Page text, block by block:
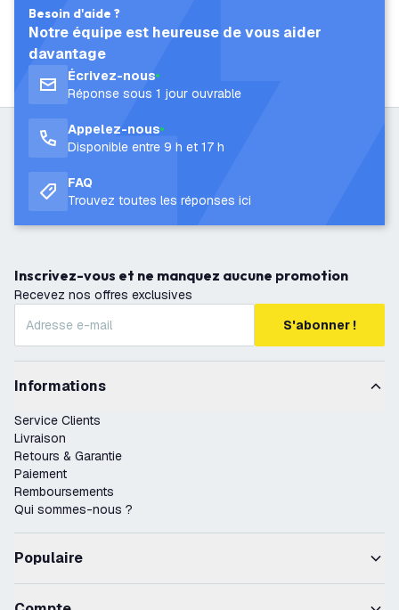
Besoin d'aide ?
Notre équipe est heureuse de vous aider
davantage
Écrivez-nous
Réponse sous 1 jour ouvrable
Appelez-nous
Disponible entre 9 h et 17 h
FAQ
Trouvez toutes les réponses ici
Inscrivez-vous et ne manquez aucune promotion
Recevez nos offres exclusives
S'abonner !
Informations
Service Clients
Livraison
Retours & Garantie
Paiement
Remboursements
Qui sommes-nous ?
Populaire